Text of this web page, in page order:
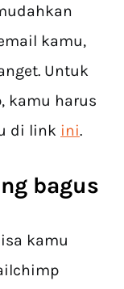
kamu,
Untuk
kamu harus
di link ini.
bagus
kamu